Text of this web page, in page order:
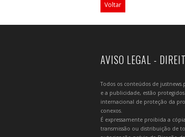
Voltar
AVISO LEGAL -
Todos os conteúdos de
e a publicidade, estão
internacional de proteção da
conexos.
É expressamente proibida a
transmissão ou distribuição de